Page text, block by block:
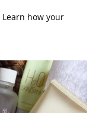
Learn how your